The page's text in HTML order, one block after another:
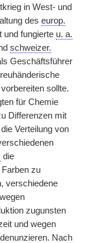
in West- und
des europ.
und fungierte u. a.
schweizer.
Geschäftsführer
sollte.
für Chemie
Differenzen mit
Verteilung von
die
Farben zu
verschiedene
zugunsten
und wegen
Nach